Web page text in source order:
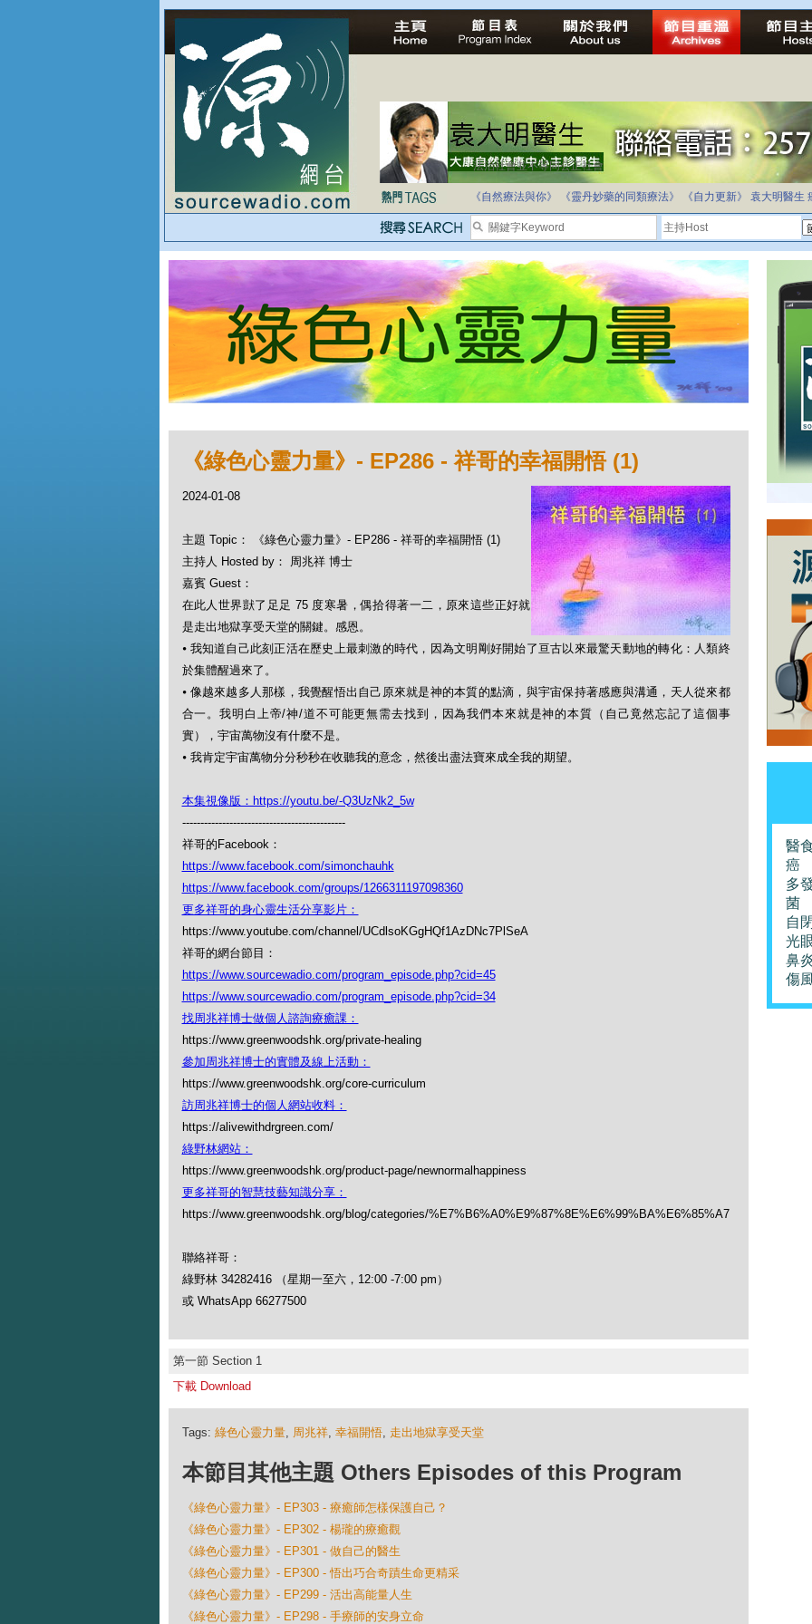
法治社會並不等同公正社會
自家教育合法化-推動多元化教育，全民學卷制
《自然療法與你》
《靈丹妙藥的同類療法》 《自力更新》 袁大明醫生
《綠色心靈力量》- EP286 - 祥哥的幸福開悟 (1)
2024-01-08
主題 Topic： 《綠色心靈力量》- EP286 - 祥哥的幸福開悟 (1)
主持人 Hosted by： 周兆祥 博士
嘉賓 Guest：
在此人世界獃了足足 75 度寒暑，偶拾得著一二，原來這些正好就
是走出地獄享受天堂的關鍵。感恩。
⦁ 我知道自己此刻正活在歷史上最刺激的時代，因為文明剛好開始了亘古以來最驚天動地的轉化：人類終
於集體醒過來了。
⦁ 像越來越多人那樣，我覺醒悟出自己原來就是神的本質的點滴，與宇宙保持著感應與溝通，天人從來都
合一。我明白上帝/神/道不可能更無需去找到，因為我們本來就是神的本質（自己竟然忘記了這個事
實），宇宙萬物沒有什麼不是。
⦁ 我肯定宇宙萬物分分秒秒在收聽我的意念，然後出盡法寶來成全我的期望。
本集視像版：https://youtu.be/-Q3UzNk2_5w
---------------------------------------------
祥哥的Facebook：
https://www.facebook.com/simonchauhk
https://www.facebook.com/groups/1266311197098360
更多祥哥的身心靈生活分享影片：
https://www.youtube.com/channel/UCdlsoKGgHQf1AzDNc7PlSeA
祥哥的網台節目：
https://www.sourcewadio.com/program_episode.php?cid=45
https://www.sourcewadio.com/program_episode.php?cid=34
找周兆祥博士做個人諮詢療癒課：
https://www.greenwoodshk.org/private-healing
參加周兆祥博士的實體及線上活動：
https://www.greenwoodshk.org/core-curriculum
訪周兆祥博士的個人網站收料：
https://alivewithdrgreen.com/
綠野林網站：
https://www.greenwoodshk.org/product-page/newnormalhappiness
更多祥哥的智慧技藝知識分享：
https://www.greenwoodshk.org/blog/categories/%E7%B6%A0%E9%87%8E%E6%99%BA%E6%85%A7
聯絡祥哥：
綠野林 34282416 （星期一至六，12:00 -7:00 pm）
或 WhatsApp 66277500
第一節 Section 1
下載 Download
Tags: 綠色心靈力量, 周兆祥, 幸福開悟, 走出地獄享受天堂
本節目其他主題 Others Episodes of this Program
《綠色心靈力量》- EP303 - 療癒師怎樣保護自己？
《綠色心靈力量》- EP302 - 楊瓏的療癒觀
《綠色心靈力量》- EP301 - 做自己的醫生
《綠色心靈力量》- EP300 - 悟出巧合奇蹟生命更精采
《綠色心靈力量》- EP299 - 活出高能量人生
《綠色心靈力量》- EP298 - 手療師的安身立命
醫
癌
多
菌
自
光
鼻
傷